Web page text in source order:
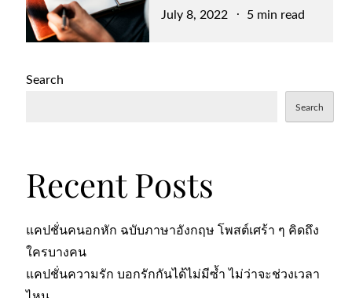
Posted
July 8, 2022 5 min read
Search
Search
Recent Posts
แคปชั่นคนอกหัก ฉบับภาษาอังกฤษ โพสต์เศร้า ๆ คิดถึง
ใครบางคน
แคปชั่นความรัก บอกรักกันได้ไม่มีซ้ำ ไม่ว่าจะช่วงเวลา